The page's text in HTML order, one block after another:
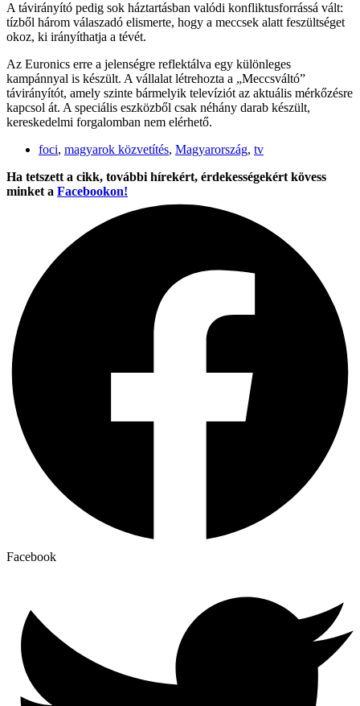
A távirányító pedig sok háztartásban valódi konfliktusforrássá vált:
tízből három válaszadó elismerte, hogy a meccsek alatt feszültséget
okoz, ki irányíthatja a tévét.
Az Euronics erre a jelenségre reflektálva egy különleges
kampánnyal is készült. A vállalat létrehozta a „Meccsváltó”
távirányítót, amely szinte bármelyik televíziót az aktuális mérkőzésre
kapcsol át. A speciális eszközből csak néhány darab készült,
kereskedelmi forgalomban nem elérhető.
foci, magyarok közvetítés, Magyarország, tv
Ha tetszett a cikk, további hírekért, érdekességekért kövess
minket a Facebookon!
Facebook